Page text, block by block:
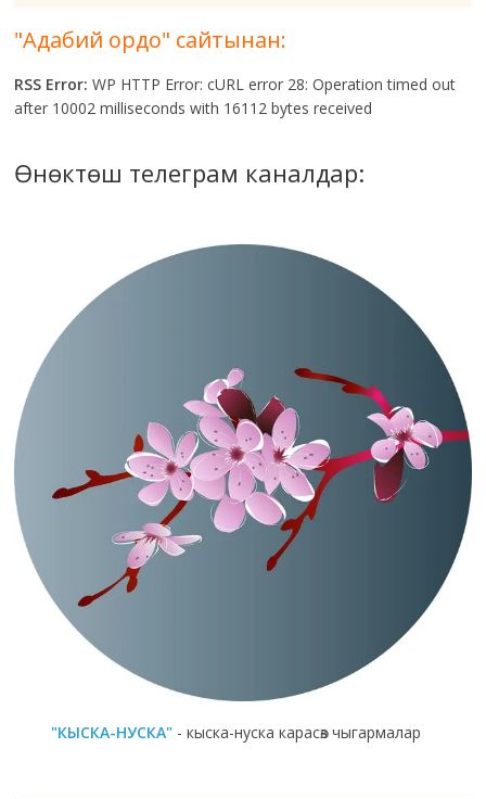
"Адабий ордо" сайтынан:
RSS Error: WP HTTP Error: cURL error 28: Operation timed out
after 10002 milliseconds with 16112 bytes received
Өнөктөш телеграм каналдар:
"КЫСКА-НУСКА" - кыска-нуска карасөз чыгармалар